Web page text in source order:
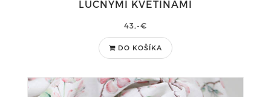
LÚČNYMI KVETINAMI
43,-€
DO KOŠÍKA